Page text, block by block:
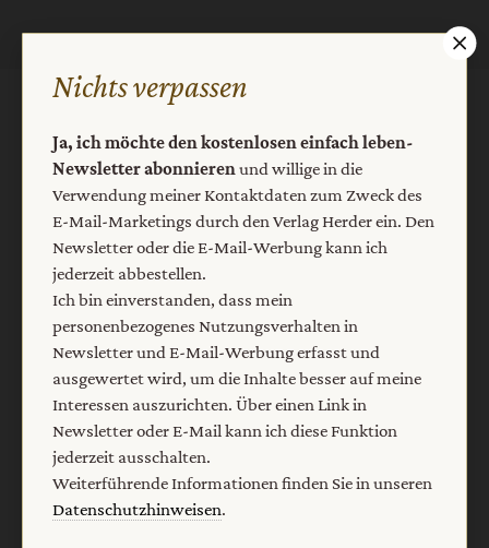
Barrierefreiheit Impressum
Vertrag widerrufen Abo online kündigen
Nach oben
Nichts verpassen
Ja, ich möchte den kostenlosen einfach leben-
Newsletter abonnierenund willige in die
Verwendung meiner Kontaktdaten zum Zweck des
E-Mail-Marketings durch den Verlag Herder ein. Den
Newsletter oder die E-Mail-Werbung kann ich
jederzeit abbestellen.
Ich bin einverstanden, dass mein
personenbezogenes Nutzungsverhalten in
Newsletter und E-Mail-Werbung erfasst und
ausgewertet wird, um die Inhalte besser auf meine
Interessen auszurichten. Über einen Link in
Newsletter oder E-Mail kann ich diese Funktion
jederzeit ausschalten.
Weiterführende Informationen finden Sie in unseren
Datenschutzhinweisen.